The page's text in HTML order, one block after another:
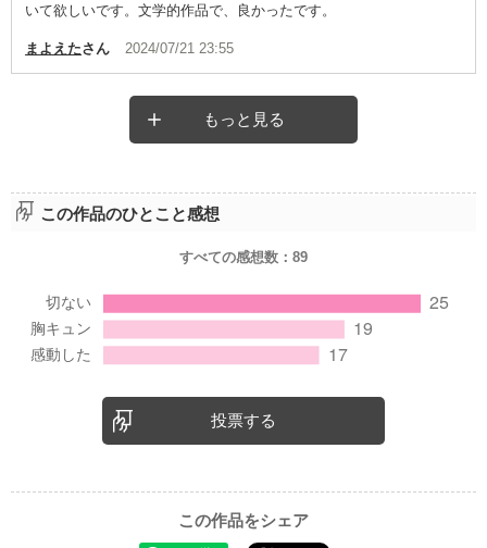
いて欲しいです。文学的作品で、良かったです。
まよえたさん 2024/07/21 23:55
もっと見る
この作品のひとこと感想
すべての感想数： 89
投票する
この作品をシェア